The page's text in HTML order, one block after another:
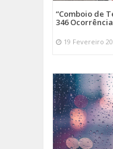
“Comboio de
346
19 Fevereiro